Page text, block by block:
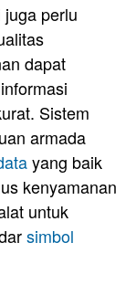
perlu
dapat
Sistem
armada
yang baik
kenyamanan
untuk
simbol